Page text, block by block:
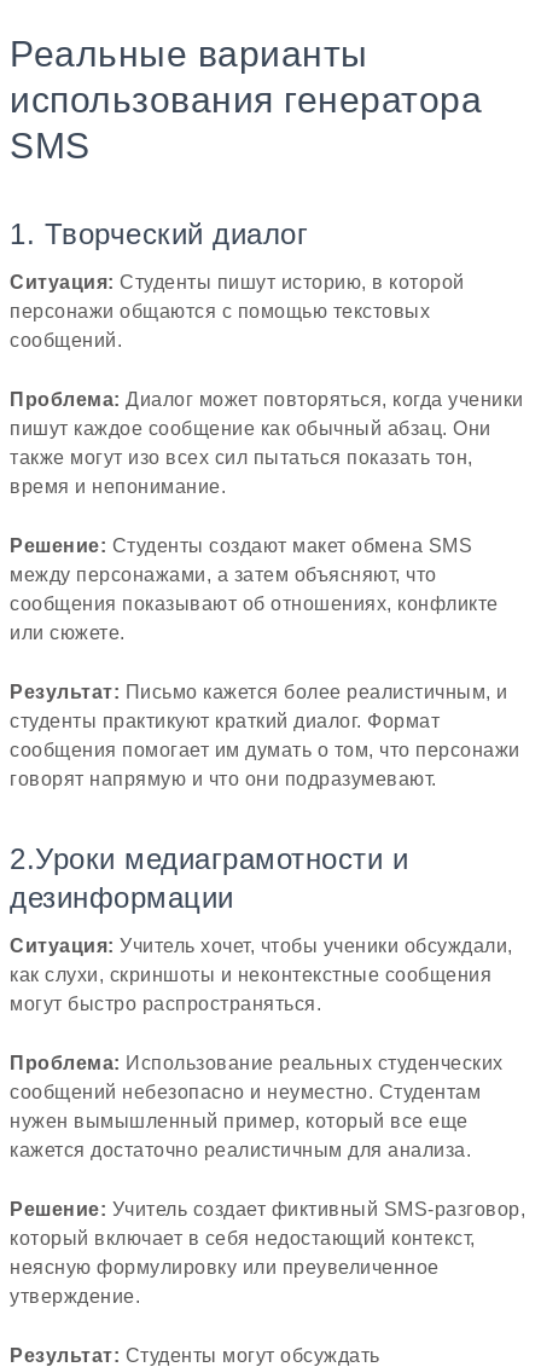
Реальные варианты
использования генератора
SMS
1. Творческий диалог
Ситуация: Студенты пишут историю, в которой
персонажи общаются с помощью текстовых
сообщений.
Проблема: Диалог может повторяться, когда ученики
пишут каждое сообщение как обычный абзац. Они
также могут изо всех сил пытаться показать тон,
время и непонимание.
Решение: Студенты создают макет обмена SMS
между персонажами, а затем объясняют, что
сообщения показывают об отношениях, конфликте
или сюжете.
Результат: Письмо кажется более реалистичным, и
студенты практикуют краткий диалог. Формат
сообщения помогает им думать о том, что персонажи
говорят напрямую и что они подразумевают.
2.Уроки медиаграмотности и
дезинформации
Ситуация: Учитель хочет, чтобы ученики обсуждали,
как слухи, скриншоты и неконтекстные сообщения
могут быстро распространяться.
Проблема: Использование реальных студенческих
сообщений небезопасно и неуместно. Студентам
нужен вымышленный пример, который все еще
кажется достаточно реалистичным для анализа.
Решение: Учитель создает фиктивный SMS-разговор,
который включает в себя недостающий контекст,
неясную формулировку или преувеличенное
утверждение.
Результат: Студенты могут обсуждать